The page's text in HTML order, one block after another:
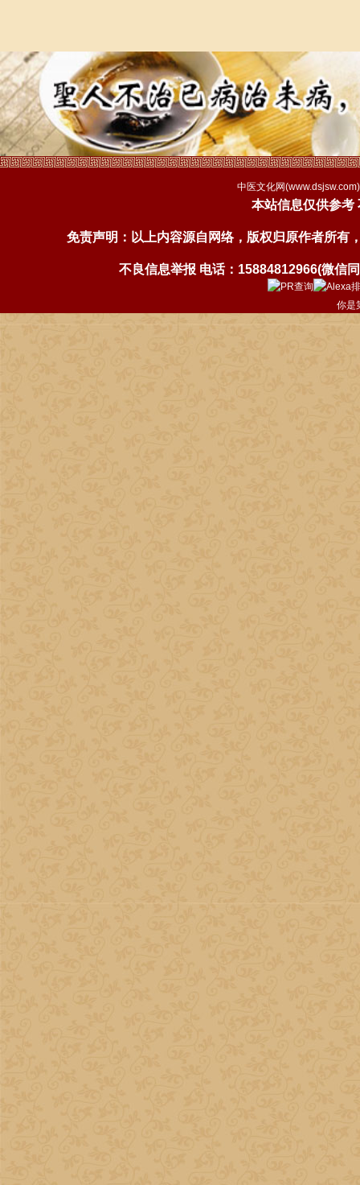
中医文化网(www.dsjsw.com
本站信息仅供参考
免责声明：以上内容源自网络，版权归原作者所有
不良信息举报 电话：15884812966(微
你是